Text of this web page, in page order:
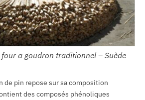
a goudron traditionnel – Suède
de pin repose sur sa composition
des composés phénoliques